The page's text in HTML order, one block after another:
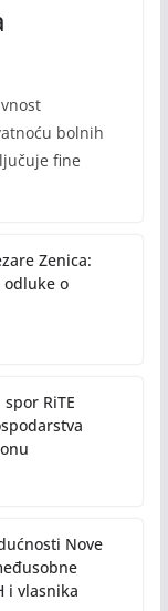
bolnih
fine
Zenica:
odluke o
RiTE
Nove
i vlasnika